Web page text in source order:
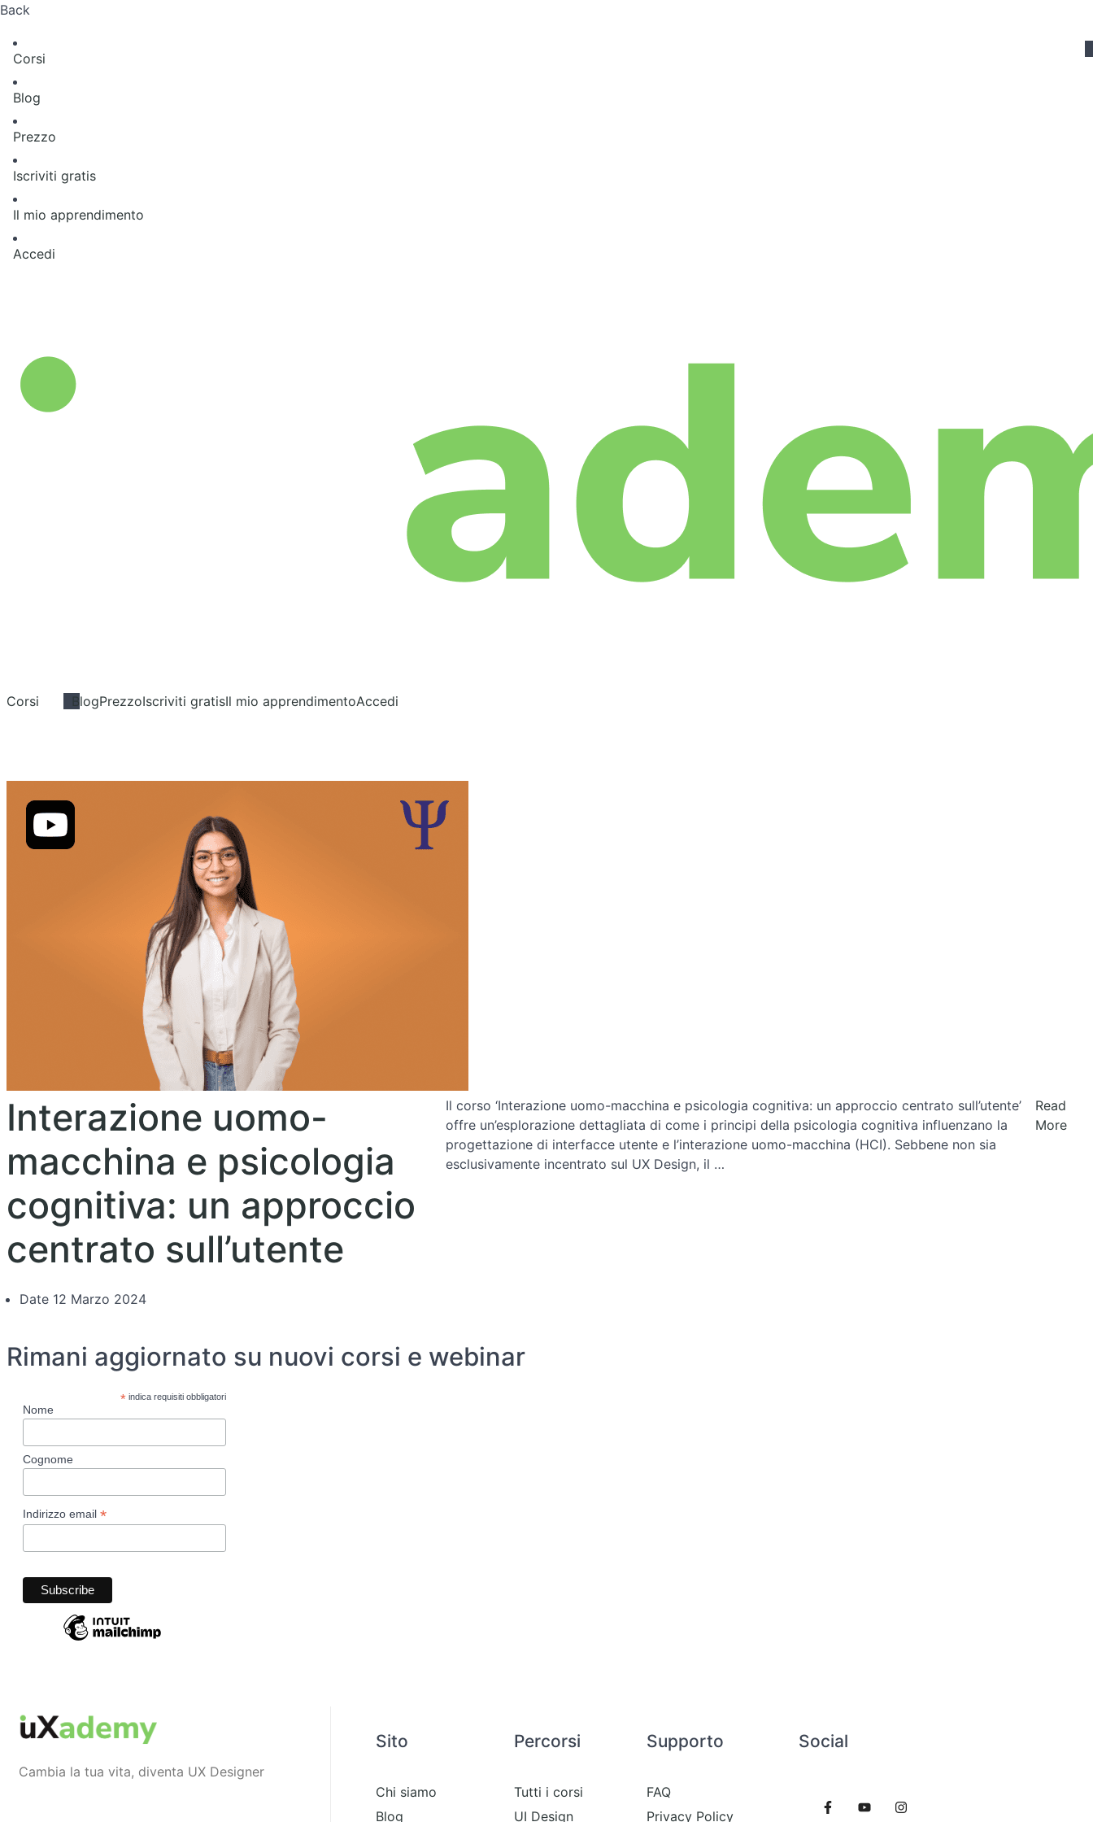
Back
Corsi
Blog
Prezzo
Iscriviti gratis
Il mio apprendimento
Accedi
Corsi BlogPrezzoIscriviti gratisIl mio apprendimentoAccedi
Interazione uomo-
macchina e psicologia
cognitiva: un approccio
centrato sull’utente
Date 12 Marzo 2024
Il corso ‘Interazione uomo-macchina e psicologia cognitiva: un approccio centrato sull’utente’
offre un’esplorazione dettagliata di come i principi della psicologia cognitiva influenzano la
progettazione di interfacce utente e l’interazione uomo-macchina (HCI). Sebbene non sia
esclusivamente incentrato sul UX Design, il …
Read
More
Rimani aggiornato su nuovi corsi e webinar
*indica requisiti obbligatori
Nome
Cognome
Indirizzo email *
Cambia la tua vita, diventa UX Designer
Sito
Chi siamo
Blog
Percorsi
Tutti i corsi
UI Design
Supporto
FAQ
Privacy Policy
Social